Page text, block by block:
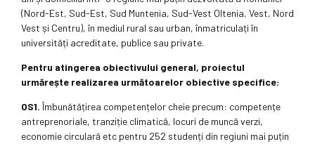
(Nord-Est, Sud-Est, Sud Muntenia, Sud-Vest Oltenia, Vest, Nord
Vest și Centru), în mediul rural sau urban, înmatriculați în
universități acreditate, publice sau private.
Pentru atingerea obiectivului general, proiectul
urmărește realizarea următoarelor obiective specifice:
OS1. Îmbunătățirea competențelor cheie precum: competențe
antreprenoriale, tranziție climatică, locuri de muncă verzi,
economie circulară etc pentru 252 studenți din regiuni mai puțin